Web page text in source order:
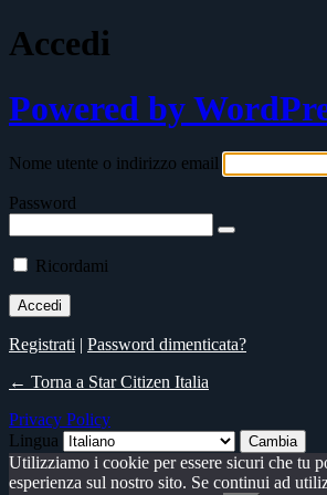
Accedi
Powered by
Nome utente o indirizzo email
Password
Ricordami
Registrati | Password dimenticata?
← Torna a Star Citizen Italia
Privacy Policy
Lingua
Utilizziamo i cookie per essere sicuri che tu
esperienza sul nostro sito. Se continui ad